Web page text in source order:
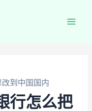
到中国国内
行怎么把